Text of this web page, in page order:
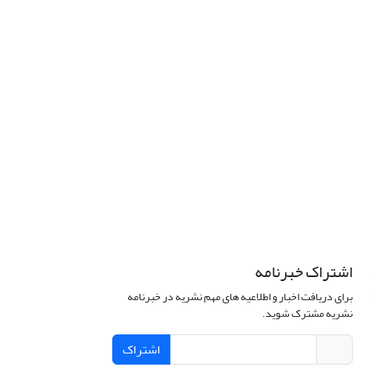
اشتراک خبرنامه
برای دریافت اخبار و اطلاعیه های مهم نشریه در خبرنامه
نشریه مشترک شوید.
اشتراک